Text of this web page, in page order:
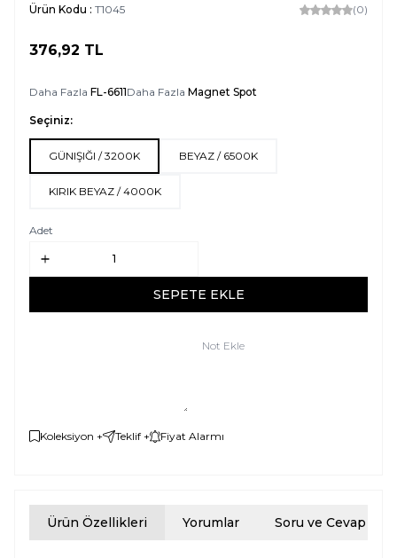
Ürün Kodu : T1045 (0)
376,92 TL
Daha Fazla FL-6611Daha Fazla Magnet Spot
Seçiniz:
GÜNIŞIĞI / 3200K BEYAZ / 6500K
KIRIK BEYAZ / 4000K
Adet
SEPETE EKLE
Not Ekle
Koleksiyon + Teklif + Fiyat Alarmı
Ürün Özellikleri Yorumlar Soru ve Cevap